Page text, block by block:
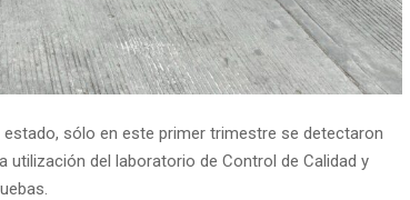
sólo en este primer trimestre se detectaron
utilización del laboratorio de Control de Calidad y